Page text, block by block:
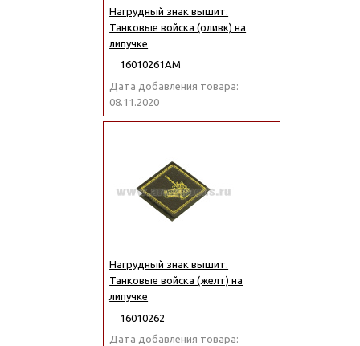
Нагрудный знак вышит.
Танковые войска (оливк) на
липучке
16010261АМ
Дата добавления товара:
08.11.2020
Нагрудный знак вышит.
Танковые войска (желт) на
липучке
16010262
Дата добавления товара: